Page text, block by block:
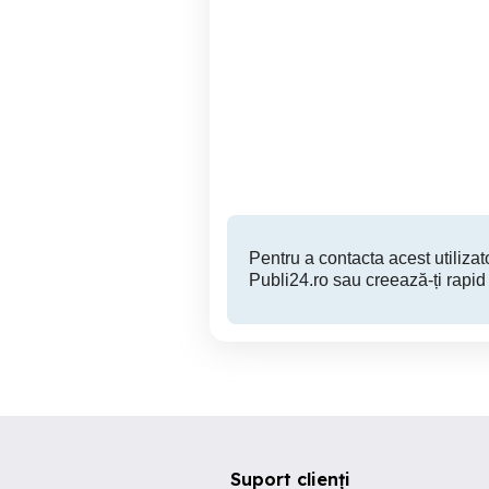
Pentru a contacta acest
Publi24.ro sau creează-ți
Suport clienți